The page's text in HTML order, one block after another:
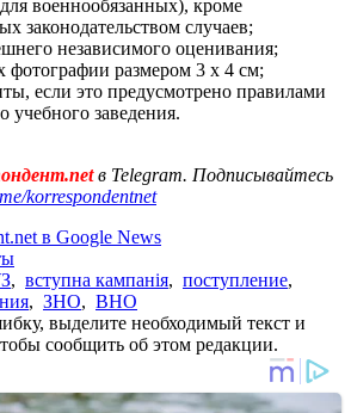
военнообязанных), кроме
законодательством случаев;
независимого оценивания;
фотографии размером 3 х 4 см;
если это предусмотрено правилами
учебного заведения.
в Telegram. Подписывайтесь
korrespondentnet
в Google News
, вступна кампанія, поступление,
, ЗНО, ВНО
выделите необходимый текст и
сообщить об этом редакции.